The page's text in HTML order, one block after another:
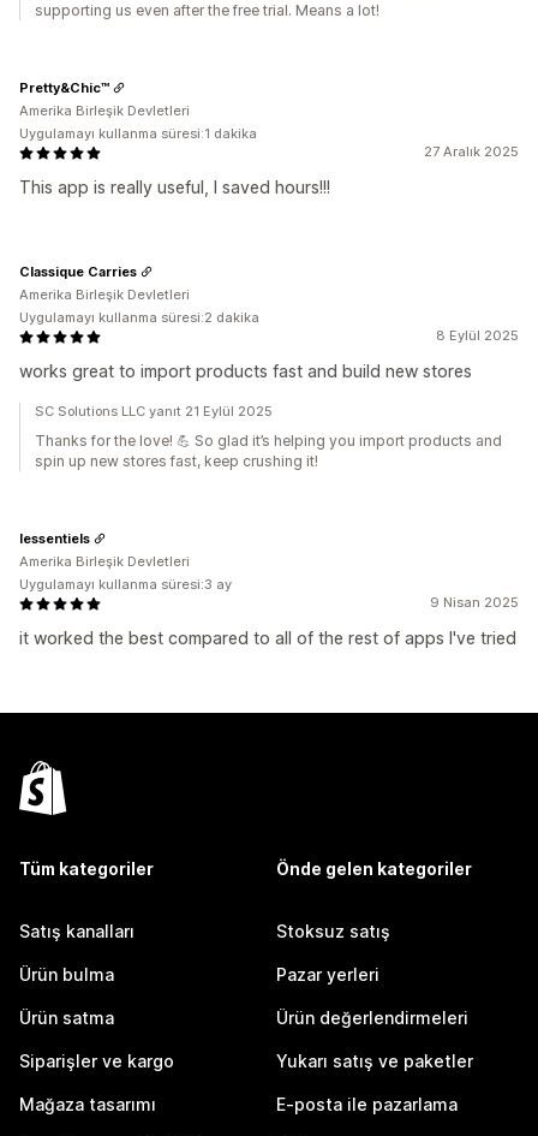
supporting us even after the free trial. Means a lot!
27 Aralık 2025
This app is really useful, I saved hours!!!
Pretty&Chic™
Amerika Birleşik Devletleri
Uygulamayı kullanma süresi:1 dakika
8 Eylül 2025
works great to import products fast and build new stores
Classique Carries
Amerika Birleşik Devletleri
Uygulamayı kullanma süresi:2 dakika
SC Solutions LLC yanıt 21 Eylül 2025
Thanks for the love! 💪 So glad it’s helping you import products and
spin up new stores fast, keep crushing it!
9 Nisan 2025
it worked the best compared to all of the rest of apps I've tried
lessentiels
Amerika Birleşik Devletleri
Uygulamayı kullanma süresi:3 ay
Tüm kategoriler
Satış kanalları
Ürün bulma
Ürün satma
Siparişler ve kargo
Mağaza tasarımı
Önde gelen kategoriler
Stoksuz satış
Pazar yerleri
Ürün değerlendirmeleri
Yukarı satış ve paketler
E-posta ile pazarlama